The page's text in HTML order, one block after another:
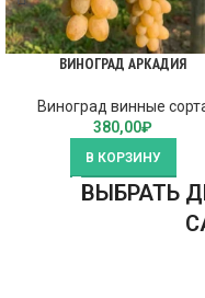
ВИНОГРАД АРКАДИЯ
Виноград винные
380,00₽
В КОРЗИНУ
ВЫБРАТЬ